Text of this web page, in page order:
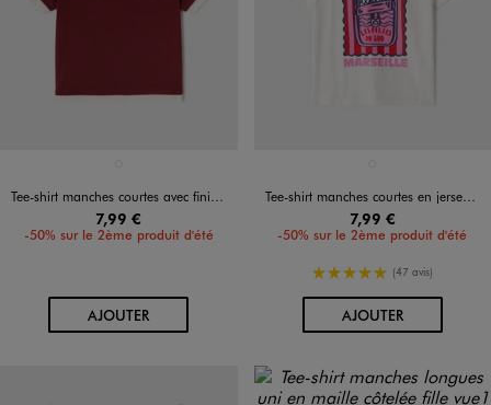
Tee-shirt manches courtes avec finitions contrastantes fille
7,99 €
-50% sur le 2ème produit d'été
AJOUTERAU PANIER
Tee-shirt manches courtes en jersey de coton imprimé graphique fille
7,99 €
-50% sur le 2ème produit d'été
5/5 de moyenne
(47 avis)
AJOUTERAU PANIER